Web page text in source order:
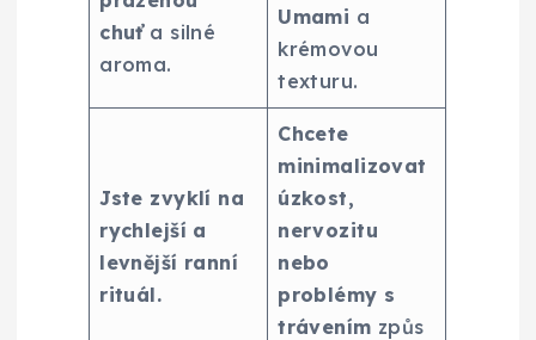
chuťa silné
aroma.
Umami a
krémovou
texturu.
Jste zvyklí na
rychlejší a
levnější ranní
rituál.
Chcete
minimalizovat
úzkost,
nervozitu
nebo
problémy s
trávením způs